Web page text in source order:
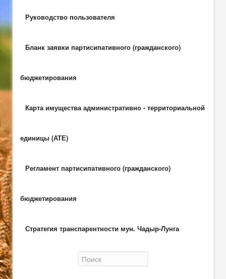
Руководство пользователя
Бланк заявки партисипативного (гражданского)
бюджетирования
Карта имущества административно - территориальной
единицы (АТЕ)
Регламент партисипативного (гражданского)
бюджетирования
Стратегия транспарентности мун. Чадыр-Лунга